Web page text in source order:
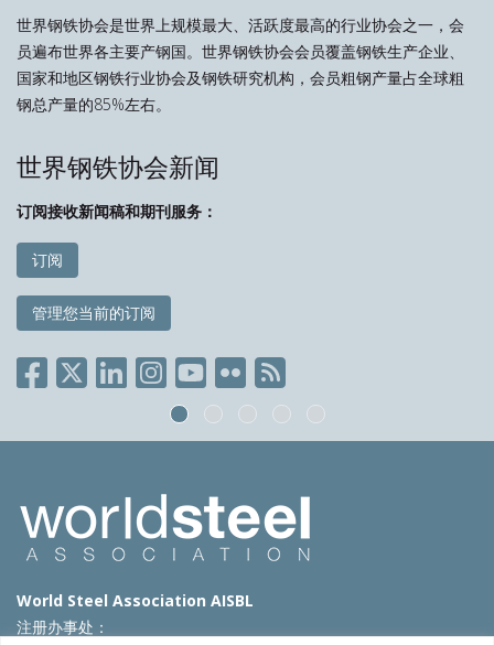
世界钢铁协会是世界上规模最大、活跃度最高的行业协会之一，会
员遍布世界各主要产钢国。世界钢铁协会会员覆盖钢铁生产企业、
国家和地区钢铁行业协会及钢铁研究机构，会员粗钢产量占全球粗
钢总产量的85%左右。
世界钢铁协会新闻
订阅接收新闻稿和期刊服务：
订阅
管理您当前的订阅
World Steel Association AISBL
注册办事处：